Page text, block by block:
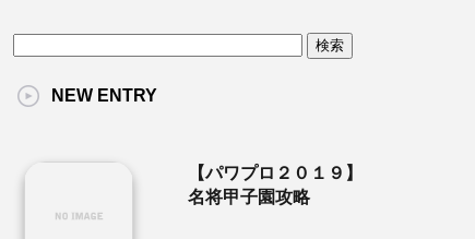
NEW ENTRY
【パワプロ２０１９】
名将甲子園攻略